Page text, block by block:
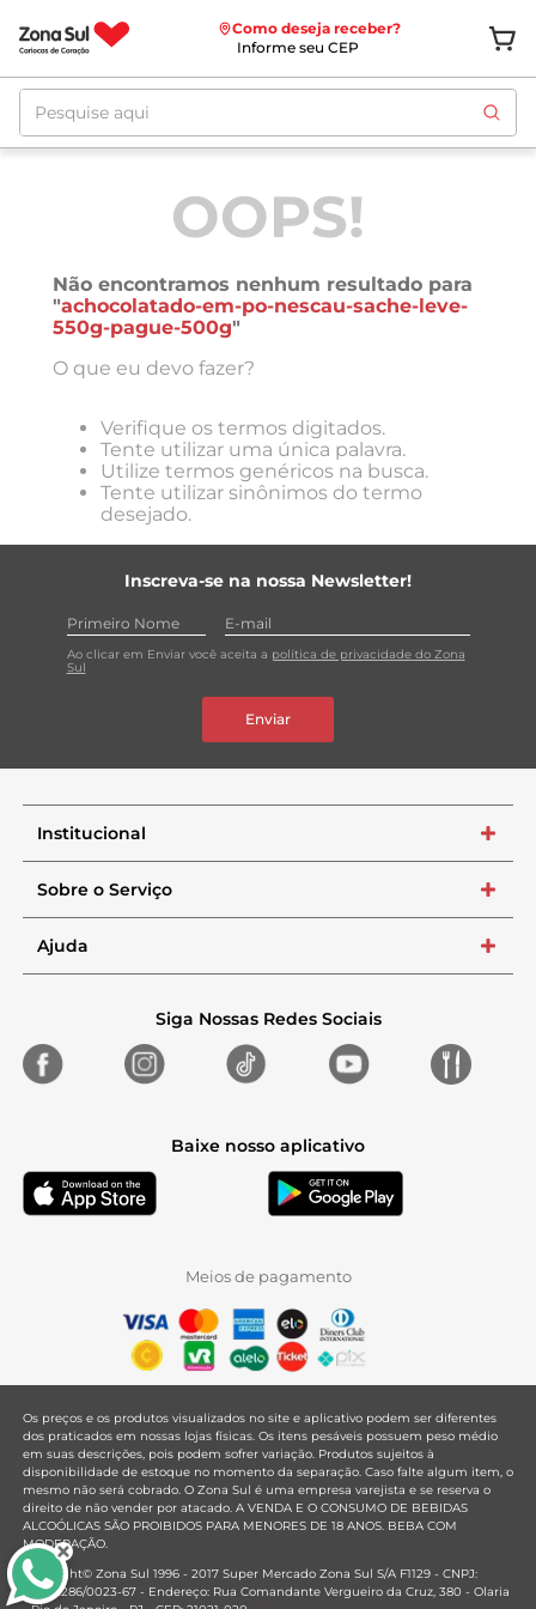
Como deseja receber?
Informe seu CEP
Pesquise aqui
OOPS!
Não encontramos nenhum resultado para
"achocolatado-em-po-nescau-sache-leve-
550g-pague-500g"
O que eu devo fazer?
Verifique os termos digitados.
Tente utilizar uma única palavra.
Utilize termos genéricos na busca.
Tente utilizar sinônimos do termo
desejado.
Inscreva-se na nossa Newsletter!
Ao clicar em Enviar você aceita a política de privacidade do Zona
Sul
Enviar
Institucional +
Sobre o Serviço +
Ajuda +
Siga Nossas Redes Sociais
Baixe nosso aplicativo
Meios de pagamento
Os preços e os produtos visualizados no site e aplicativo podem ser diferentes
dos praticados em nossas lojas físicas. Os itens pesáveis possuem peso médio
em suas descrições, pois podem sofrer variação. Produtos sujeitos à
disponibilidade de estoque no momento da separação. Caso falte algum item, o
mesmo não será cobrado. O Zona Sul é uma empresa varejista e se reserva o
direito de não vender por atacado. A VENDA E O CONSUMO DE BEBIDAS
ALCOÓLICAS SÃO PROIBIDOS PARA MENORES DE 18 ANOS. BEBA COM
MODERAÇÃO.
Copyright© Zona Sul 1996 - 2017 Super Mercado Zona Sul S/A F1129 - CNPJ:
33.381.286/0023-67 - Endereço: Rua Comandante Vergueiro da Cruz, 380 - Olaria